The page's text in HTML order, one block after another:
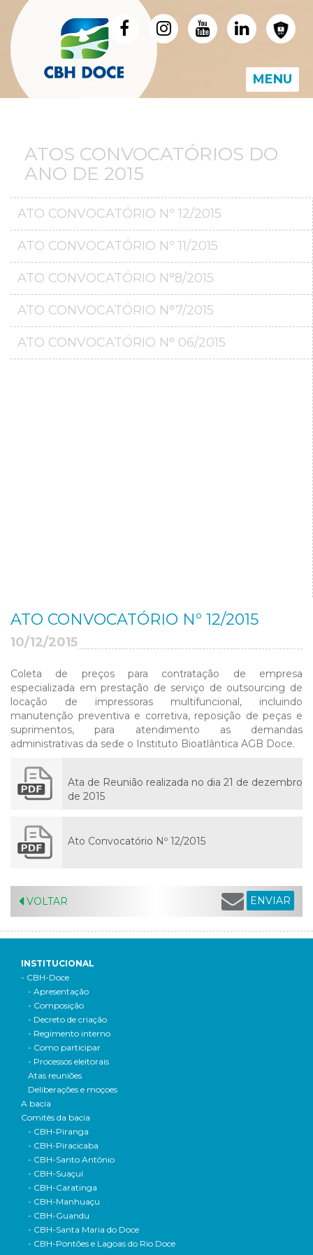
MENU
ATOS CONVOCATÓRIOS DO
ANO DE 2015
ATO CONVOCATÓRIO Nº 12/2015
ATO CONVOCATÓRIO Nº 11/2015
ATO CONVOCATÓRIO N°8/2015
ATO CONVOCATÓRIO N°7/2015
ATO CONVOCATÓRIO N° 06/2015
ATO CONVOCATÓRIO Nº 12/2015
10/12/2015
Coleta de preços para contratação de empresa
especializada em prestação de serviço de outsourcing de
locação de impressoras multifuncional, incluindo
manutenção preventiva e corretiva, reposição de peças e
suprimentos, para atendimento as demandas
administrativas da sede o Instituto Bioatlântica AGB Doce.
Ata de Reunião realizada no dia 21 de dezembro
de 2015
Ato Convocatório Nº 12/2015
VOLTAR ENVIAR
INSTITUCIONAL
- CBH-Doce
- Apresentação
- Composição
- Decreto de criação
- Regimento interno
- Como participar
- Processos eleitorais
Atas reuniões
Deliberações e moçoes
A bacia
Comitês da bacia
- CBH-Piranga
- CBH-Piracicaba
- CBH-Santo Antônio
- CBH-Suaçuí
- CBH-Caratinga
- CBH-Manhuaçu
- CBH-Guandu
- CBH-Santa Maria do Doce
- CBH-Pontões e Lagoas do Rio Doce